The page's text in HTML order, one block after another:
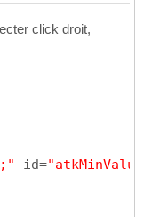
click droit,
id=